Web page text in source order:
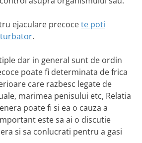
ejaculare precocete poti
.
dar in general sunt de ordin
poate fi determinata de frica
care razbesc legate de
marimea penisului etc, Relatia
poate fi si ea o cauza a
este sa ai o discutie
si sa conlucrati pentru a gasi